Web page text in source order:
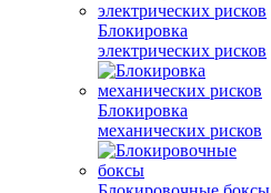
Блокировка
электрических рисков
Блокировка
механических рисков